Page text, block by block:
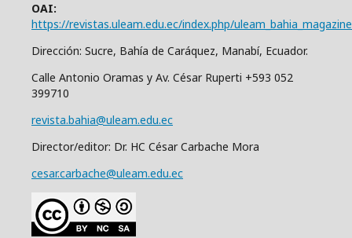
OAI:
https://revistas.uleam.edu.ec/index.php/
Dirección: Sucre, Bahía de Caráquez, Manabí, Ecuador.
Calle Antonio Oramas y Av. César Ruperti +593 052
399710
revista.bahia@uleam.edu.ec
Director/editor: Dr. HC César Carbache Mora
cesar.carbache@uleam.edu.ec